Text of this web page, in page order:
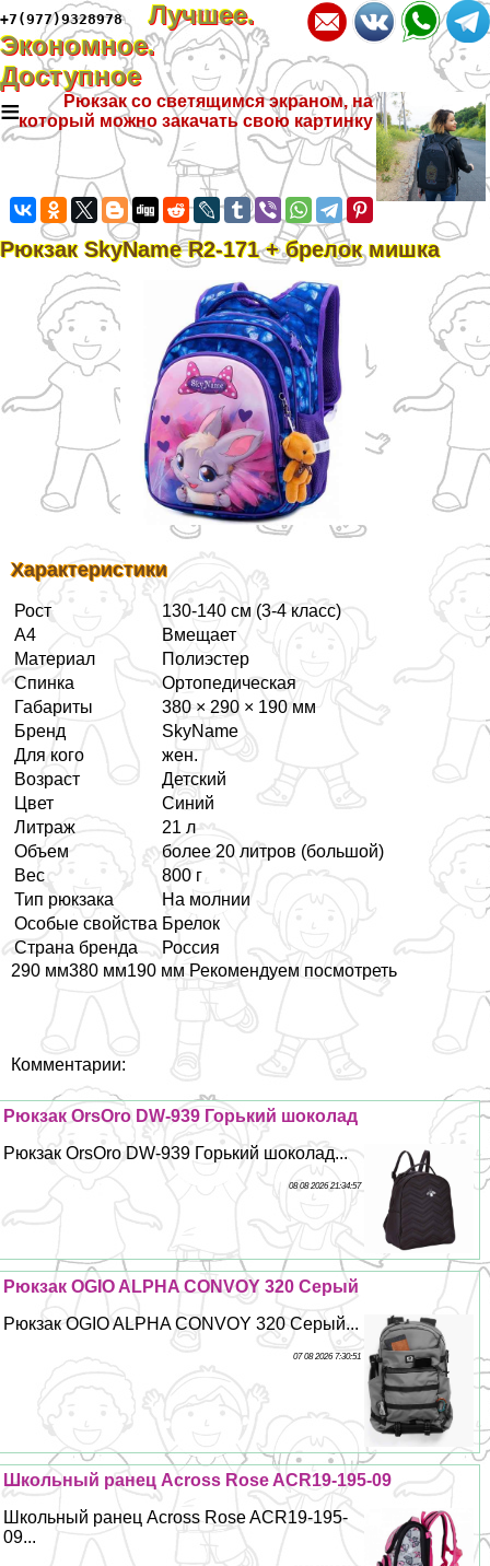
+7(977)9328978
Лучшее.
Экономное.
Доступное
≡
Рюкзак со светящимся экраном, на
который можно закачать свою картинку
Рюкзак SkyName R2-171 + брелок мишка
Хаpaктеристики
Рост
130-140 см (3-4 класс)
А4
Вмещает
Материал
Полиэстер
Спинка
Ортопедическая
Габариты
380 × 290 × 190 мм
Бренд
SkyName
Для кого
жен.
Возраст
Детский
Цвет
Синий
Литраж
21 л
Объем
более 20 литров (большой)
Вес
800 г
Тип рюкзака
На молнии
Особые свойства Брелок
Страна бренда
Россия
290 мм380 мм190 мм Рекомендуем посмотреть
Комментарии:
Рюкзак OrsOro DW-939 Горький шоколад
Рюкзак OrsOro DW-939 Горький шоколад...
08 08 2026 21:34:57
Рюкзак OGIO ALPHA CONVOY 320 Серый
Рюкзак OGIO ALPHA CONVOY 320 Серый...
07 08 2026 7:30:51
Школьный ранец Across Rose ACR19-195-09
Школьный ранец Across Rose ACR19-195-
09...